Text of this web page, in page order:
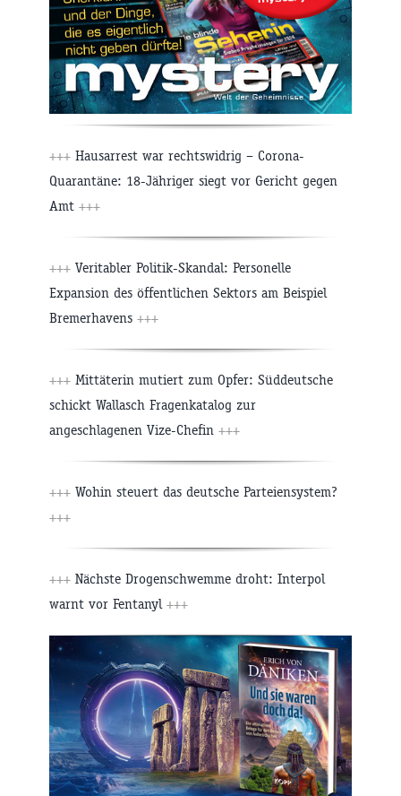
+++ Hausarrest war rechtswidrig – Corona-
Quarantäne: 18-Jähriger siegt vor Gericht gegen
Amt +++
+++ Veritabler Politik-Skandal: Personelle
Expansion des öffentlichen Sektors am Beispiel
Bremerhavens +++
+++ Mittäterin mutiert zum Opfer: Süddeutsche
schickt Wallasch Fragenkatalog zur
angeschlagenen Vize-Chefin +++
+++ Wohin steuert das deutsche Parteiensystem?
+++
+++ Nächste Drogenschwemme droht: Interpol
warnt vor Fentanyl +++